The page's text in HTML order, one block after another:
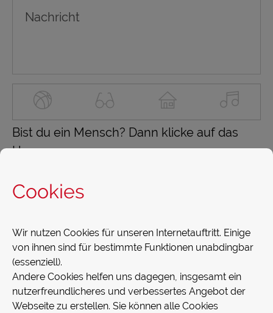
Bist du ein Mensch? Dann klicke auf das
Haus.
Ich habe dieDatenschutzerklärung
gelesen und bin damit einverstanden.
Cookies
Wir nutzen Cookies für unseren Internetauftritt. Einige
von ihnen sind für bestimmte Funktionen unabdingbar
(essenziell).
Andere Cookies helfen uns dagegen, insgesamt ein
nutzerfreundlicheres und verbessertes Angebot der
Webseite zu erstellen. Sie können alle Cookies